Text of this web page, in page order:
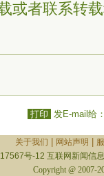
或者联系转
打印 发E-mail给
关于我们 网站声明
号-12 互联网新闻信
Copyright @ 2007-